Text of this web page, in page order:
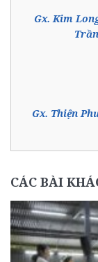
Gx. Kim
Gx. Thiện
CÁC BÀI